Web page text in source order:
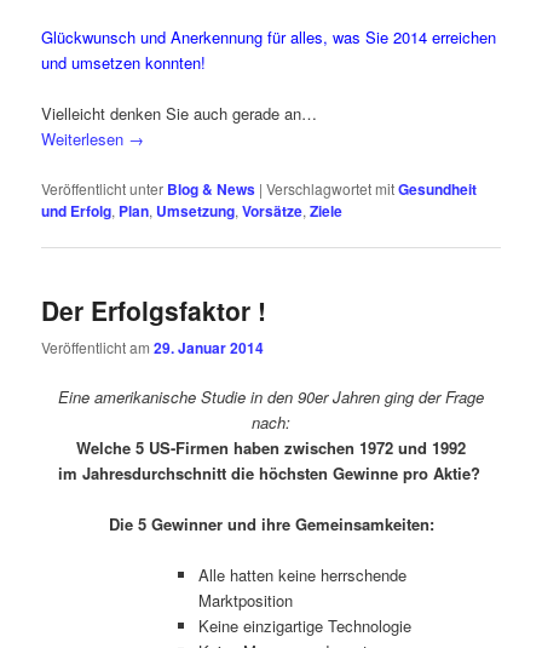
Glückwunsch und Anerkennung für alles, was Sie 2014 erreichen
und umsetzen konnten!
Vielleicht denken Sie auch gerade an…
Weiterlesen →
Veröffentlicht unter Blog & News |Verschlagwortet mitGesundheit
und Erfolg, Plan, Umsetzung,Vorsätze,Ziele
Der Erfolgsfaktor !
Veröffentlicht am29. Januar 2014
Eine amerikanische Studie in den 90er Jahren ging der Frage
nach:
Welche 5 US-Firmen haben zwischen 1972 und 1992
im Jahresdurchschnitt die höchsten Gewinne pro Aktie?
Die 5 Gewinner und ihre Gemeinsamkeiten:
Alle hatten keine herrschende
Marktposition
Keine einzigartige Technologie